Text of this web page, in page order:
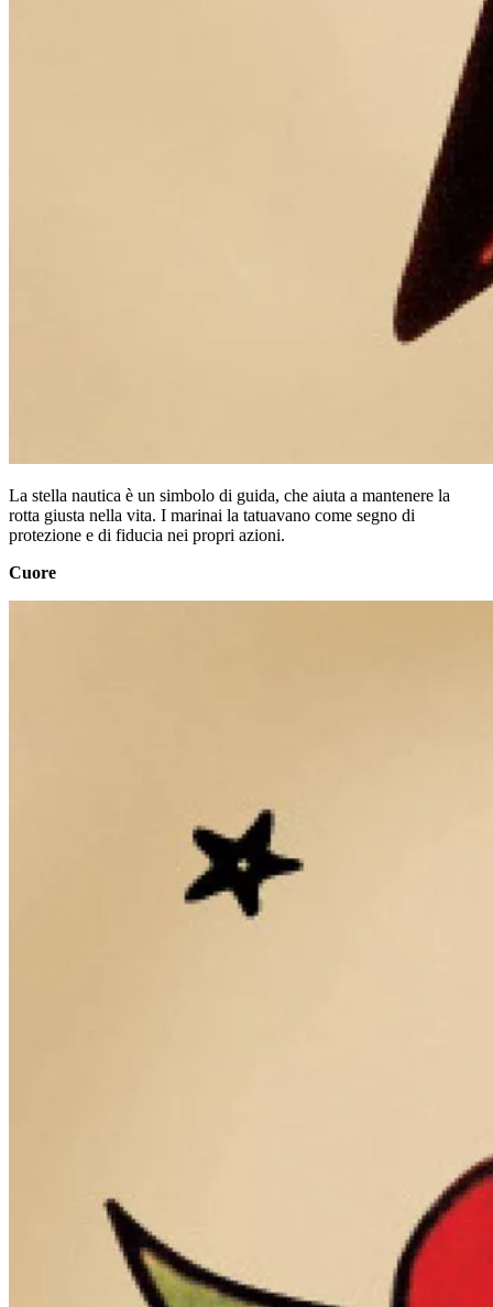
La stella nautica è un simbolo di guida, che aiuta a mantenere la
rotta giusta nella vita. I marinai la tatuavano come segno di
protezione e di fiducia nei propri azioni.
Cuore